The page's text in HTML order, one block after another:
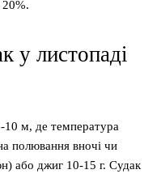
20%.
у листопаді
10 м, де температура
полювання вночі чи
або джиг 10-15 г. Судак